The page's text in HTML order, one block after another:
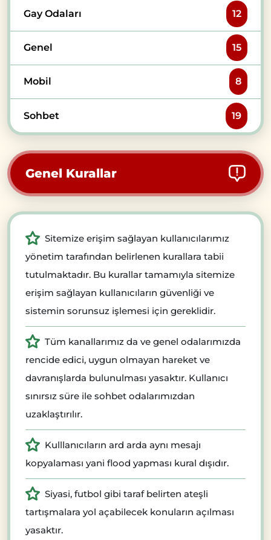
Gay Odaları 12
Genel 15
Mobil 8
Sohbet 19
Genel Kurallar
Sitemize erişim sağlayan kullanıcılarımız
yönetim tarafından belirlenen kurallara tabii
tutulmaktadır. Bu kurallar tamamıyla sitemize
erişim sağlayan kullanıcıların güvenliği ve
sistemin sorunsuz işlemesi için gereklidir.
Tüm kanallarımız da ve genel odalarımızda
rencide edici, uygun olmayan hareket ve
davranışlarda bulunulması yasaktır. Kullanıcı
sınırsız süre ile sohbet odalarımızdan
uzaklaştırılır.
Kulllanıcıların ard arda aynı mesajı
kopyalaması yani flood yapması kural dışıdır.
Siyasi, futbol gibi taraf belirten ateşli
tartışmalara yol açabilecek konuların açılması
yasaktır.